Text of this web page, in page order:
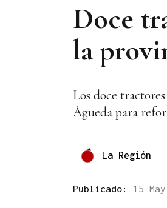
Doce
la
Los doce
Águeda para
La Región
Publicado: 15